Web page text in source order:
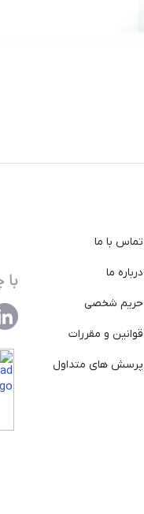
تماس با ما
درباره ما
حریم شخصی
قوانین و مقررات
پرسش های متداول